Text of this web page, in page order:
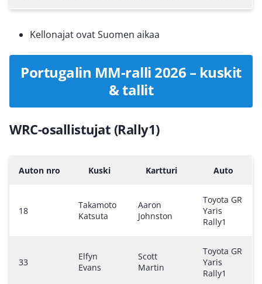
Kellonajat ovat Suomen aikaa
Portugalin MM-ralli 2026 – kuskit
& tallit
WRC-osallistujat (Rally1)
Auton nro Kuski Kartturi Auto
18
Takamoto
Katsuta
Aaron
Johnston
Toyota GR
Yaris
Rally1
33
Elfyn
Evans
Scott
Martin
Toyota GR
Yaris
Rally1